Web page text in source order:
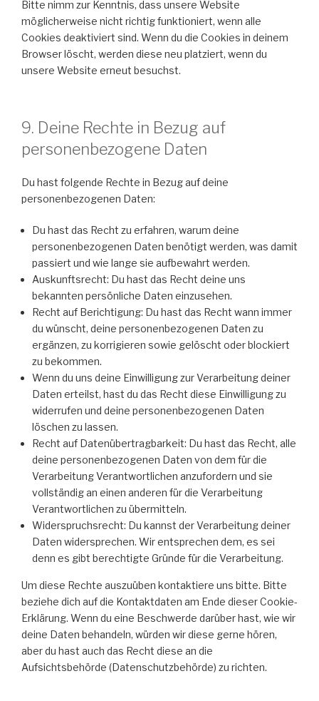
Bitte nimm zur Kenntnis, dass unsere Website
möglicherweise nicht richtig funktioniert, wenn alle
Cookies deaktiviert sind. Wenn du die Cookies in deinem
Browser löscht, werden diese neu platziert, wenn du
unsere Website erneut besuchst.
9. Deine Rechte in Bezug auf
personenbezogene Daten
Du hast folgende Rechte in Bezug auf deine
personenbezogenen Daten:
Du hast das Recht zu erfahren, warum deine
personenbezogenen Daten benötigt werden, was damit
passiert und wie lange sie aufbewahrt werden.
Auskunftsrecht: Du hast das Recht deine uns
bekannten persönliche Daten einzusehen.
Recht auf Berichtigung: Du hast das Recht wann immer
du wünscht, deine personenbezogenen Daten zu
ergänzen, zu korrigieren sowie gelöscht oder blockiert
zu bekommen.
Wenn du uns deine Einwilligung zur Verarbeitung deiner
Daten erteilst, hast du das Recht diese Einwilligung zu
widerrufen und deine personenbezogenen Daten
löschen zu lassen.
Recht auf Datenübertragbarkeit: Du hast das Recht, alle
deine personenbezogenen Daten von dem für die
Verarbeitung Verantwortlichen anzufordern und sie
vollständig an einen anderen für die Verarbeitung
Verantwortlichen zu übermitteln.
Widerspruchsrecht: Du kannst der Verarbeitung deiner
Daten widersprechen. Wir entsprechen dem, es sei
denn es gibt berechtigte Gründe für die Verarbeitung.
Um diese Rechte auszuüben kontaktiere uns bitte. Bitte
beziehe dich auf die Kontaktdaten am Ende dieser Cookie-
Erklärung. Wenn du eine Beschwerde darüber hast, wie wir
deine Daten behandeln, würden wir diese gerne hören,
aber du hast auch das Recht diese an die
Aufsichtsbehörde (Datenschutzbehörde) zu richten.